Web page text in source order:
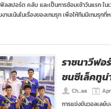
ปอร์ต คลับ และเป็นการซ้อมเช้าวันแรก ในเ
านเน้นในเรื่องของเกมรุก เพื่อให้ทีมมีเกมรุกที่
ราชนาวีฟอ
ชนซีเล็คทูน่
Ch...aa
การแข่งขันวอลเลย์